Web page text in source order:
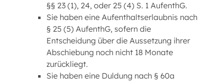
§§ 23 (1), 24, oder 25 (4) S. 1 AufenthG.
Sie haben eine Aufenthaltserlaubnis nach
§ 25 (5) AufenthG, sofern die
Entscheidung über die Aussetzung ihrer
Abschiebung noch nicht 18 Monate
zurückliegt.
Sie haben eine Duldung nach § 60a